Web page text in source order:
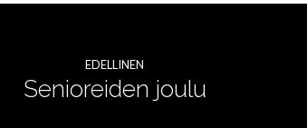
EDELLINEN
Senioreiden joulu